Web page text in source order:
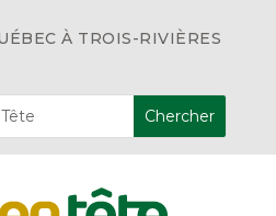
À TROIS-RIVIÈRES